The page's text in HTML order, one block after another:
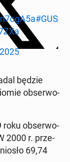
#GUS
będzie
ob­ser­wo­
roku ob­ser­wo­
2000 r. prze­
69,74